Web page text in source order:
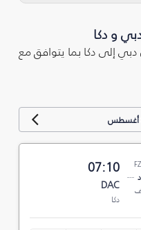
و دكا
دبي إلى دكا بما يتوافق مع
07:10
DAC
دكا